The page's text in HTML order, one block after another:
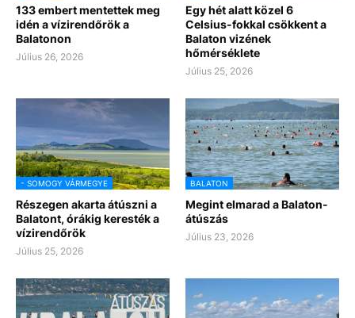
133 embert mentettek meg
idén a vízirendőrök a
Balatonon
Július 26, 2026
Egy hét alatt közel 6
Celsius-fokkal csökkent a
Balaton vizének
hőmérséklete
Július 25, 2026
- SOMOGY VÁRMEGYE
Részegen akarta átúszni a
Balatont, órákig keresték a
vízirendőrök
Július 25, 2026
BALATON
Megint elmarad a Balaton-
átúszás
Július 23, 2026